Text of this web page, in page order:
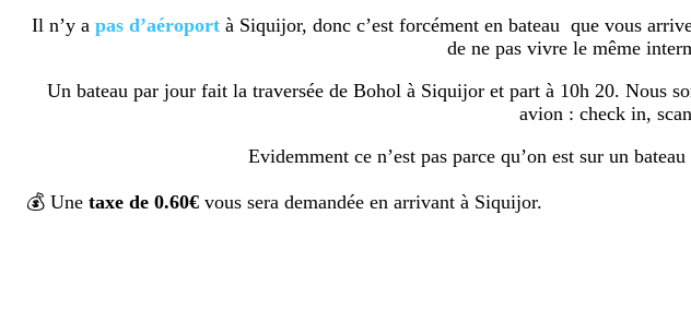
Il n’y a pas d’aéroportà Siquijor, donc c’est forcément en bateau que vous
de ne pas vivre le même
Un bateau par jour fait la traversée de Bohol à Siquijor et part à 10h 20. Nous
avion : check in,
Evidemment ce n’est pas parce qu’on est sur un bateau
💰 Une taxe de 0.60€ vous sera demandée en arrivant à Siquijor.